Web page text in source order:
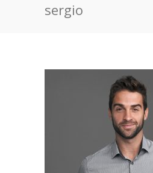
sergio